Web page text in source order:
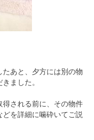
あと、夕方には別の物
ました。
得される前に、その物件
を詳細に噛砕いてご説